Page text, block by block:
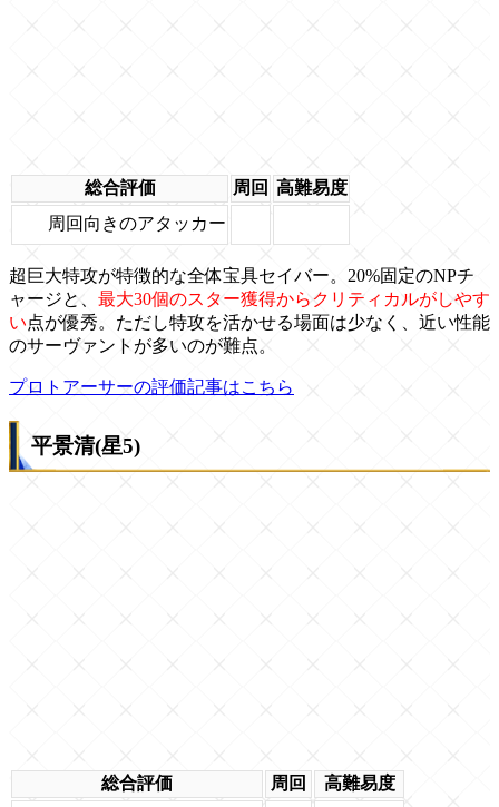
総合評価 周回 高難易度
周回向きのアタッカー
超巨大特攻が特徴的な全体宝具セイバー。20%固定のNPチ
ャージと、 最大30個のスター獲得からクリティカルがしやす
い点が優秀。ただし特攻を活かせる場面は少なく、近い性能
のサーヴァントが多いのが難点。
プロトアーサーの評価記事はこちら
平景清(星5)
総合評価 周回
高難易度